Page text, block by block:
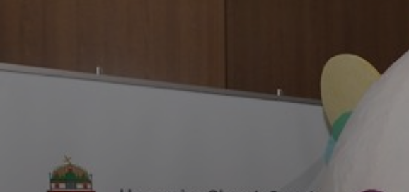
Kettőskarrier-program